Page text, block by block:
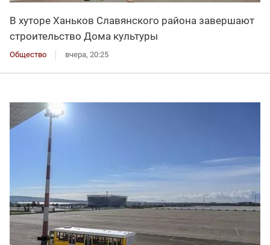
В хуторе Ханьков Славянского района завершают
строительство Дома культуры
Общество вчера, 20:25